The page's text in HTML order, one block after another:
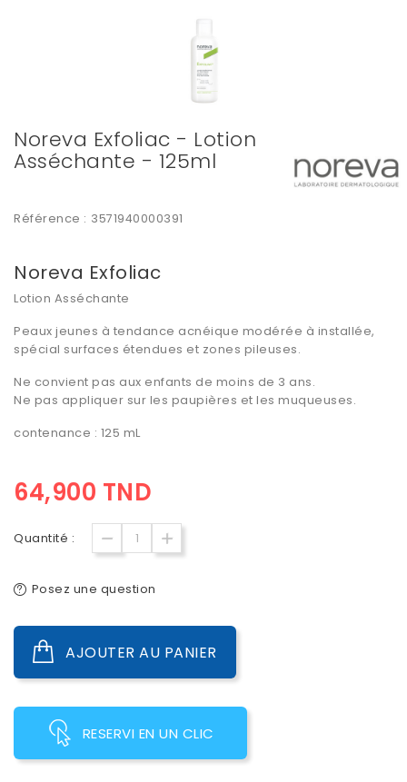
Noreva Exfoliac - Lotion
Asséchante - 125ml
Référence : 3571940000391
Noreva Exfoliac
Lotion Asséchante
Peaux jeunes à tendance acnéique modérée à installée,
spécial surfaces étendues et zones pileuses.
Ne convient pas aux enfants de moins de 3 ans.
Ne pas appliquer sur les paupières et les muqueuses.
contenance : 125 mL
64,900 TND
Quantité :
Posez une question
AJOUTER AU PANIER
RESERVI EN UN CLIC